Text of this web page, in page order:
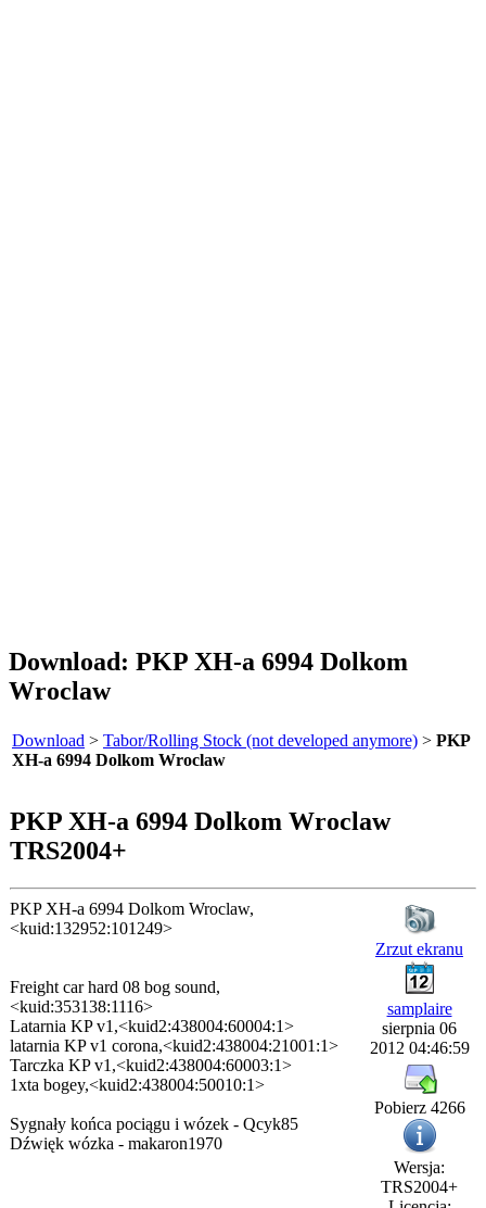
Download: PKP XH-a 6994 Dolkom
Wroclaw
Download > Tabor/Rolling Stock (not developed anymore) > PKP
XH-a 6994 Dolkom Wroclaw
PKP XH-a 6994 Dolkom Wroclaw
TRS2004+
PKP XH-a 6994 Dolkom Wroclaw,
<kuid:132952:101249>
Freight car hard 08 bog sound,
<kuid:353138:1116>
Latarnia KP v1,<kuid2:438004:60004:1>
latarnia KP v1 corona,<kuid2:438004:21001:1>
Tarczka KP v1,<kuid2:438004:60003:1>
1xta bogey,<kuid2:438004:50010:1>
Sygnały końca pociągu i wózek - Qcyk85
Dźwięk wózka - makaron1970
Zrzut ekranu
samplaire
sierpnia 06
2012 04:46:59
Pobierz 4266
Wersja:
TRS2004+